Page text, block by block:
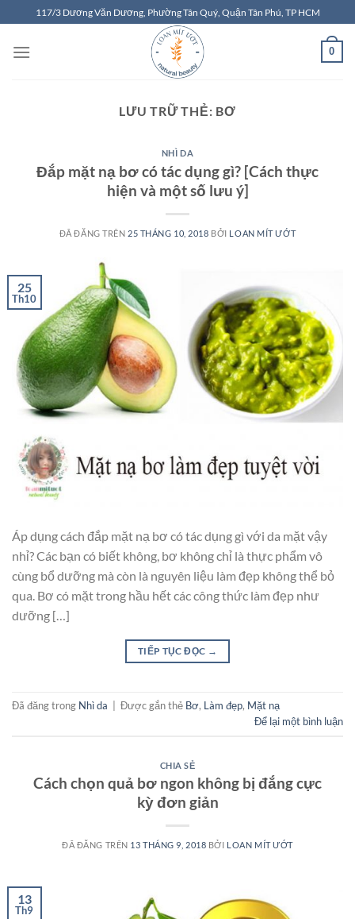
Chuyển
đến
nội
117/3 Dương Văn Dương, Phường Tân Quý, Quận Tân Phú, TP HCM
0
LƯU TRỮ THẺ: BƠ
NHÌ DA
Đắp mặt nạ bơ có tác dụng gì? [Cách thực
hiện và một số lưu ý]
ĐÃ ĐĂNG TRÊN 25 THÁNG 10, 2018 BỞI LOAN MÍT ƯỚT
25
Th10
Áp dụng cách đắp mặt nạ bơ có tác dụng gì với da mặt vậy
nhỉ? Các bạn có biết không, bơ không chỉ là thực phẩm vô
cùng bổ dưỡng mà còn là nguyên liệu làm đẹp không thể bỏ
qua. Bơ có mặt trong hầu hết các công thức làm đẹp như
dưỡng […]
TIẾP TỤC ĐỌC →
Đã đăng trong Nhì da Được gắn thẻ Bơ, Làm đẹp, Mặt nạ
Để lại một bình luận
CHIA SẺ
Cách chọn quả bơ ngon không bị đắng cực
kỳ đơn giản
ĐÃ ĐĂNG TRÊN 13 THÁNG 9, 2018 BỞI LOAN MÍT ƯỚT
13
Th9